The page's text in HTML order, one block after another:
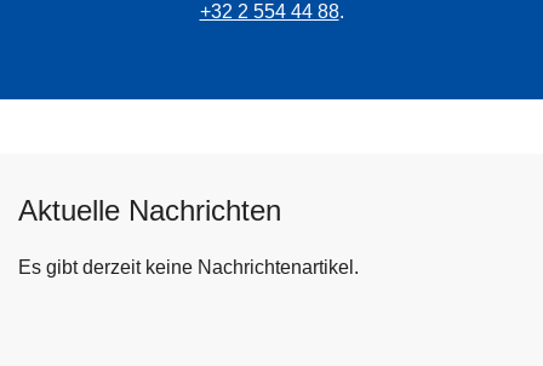
+32 2 554 44 88.
Aktuelle Nachrichten
Es gibt derzeit keine Nachrichtenartikel.